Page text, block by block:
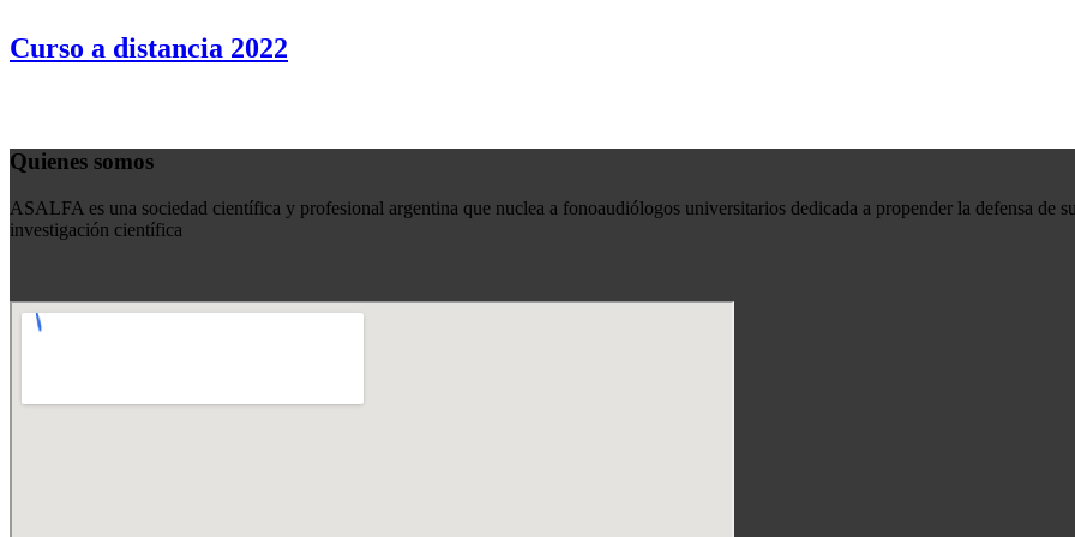
Curso a distancia 2022
Quienes somos
ASALFA es una sociedad científica y profesional argentina que nuclea a fonoaudiólogos universitarios dedicada a propender la defensa de
investigación científica